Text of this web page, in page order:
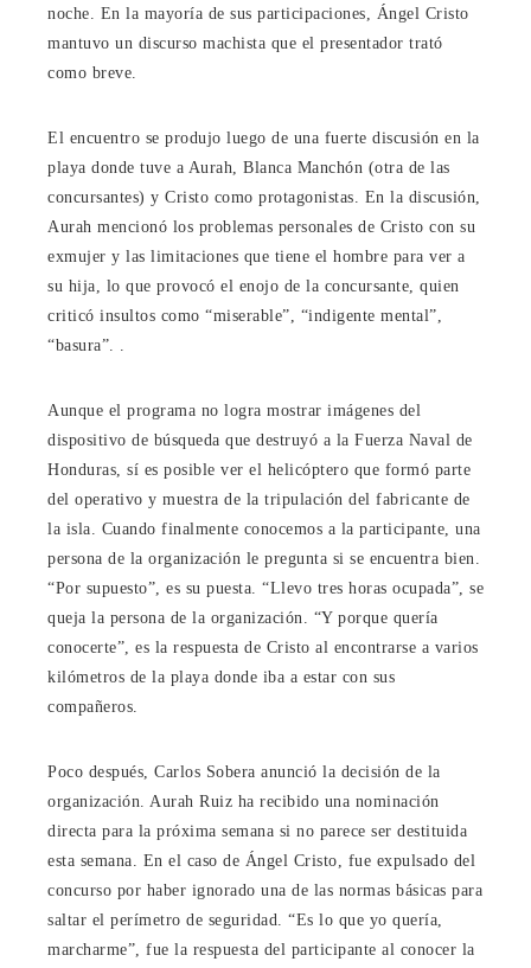
noche. En la mayoría de sus participaciones, Ángel Cristo
mantuvo un discurso machista que el presentador trató
como breve.
El encuentro se produjo luego de una fuerte discusión en la
playa donde tuve a Aurah, Blanca Manchón (otra de las
concursantes) y Cristo como protagonistas. En la discusión,
Aurah mencionó los problemas personales de Cristo con su
exmujer y las limitaciones que tiene el hombre para ver a
su hija, lo que provocó el enojo de la concursante, quien
criticó insultos como “miserable”, “indigente mental”,
“basura”. .
Aunque el programa no logra mostrar imágenes del
dispositivo de búsqueda que destruyó a la Fuerza Naval de
Honduras, sí es posible ver el helicóptero que formó parte
del operativo y muestra de la tripulación del fabricante de
la isla. Cuando finalmente conocemos a la participante, una
persona de la organización le pregunta si se encuentra bien.
“Por supuesto”, es su puesta. “Llevo tres horas ocupada”, se
queja la persona de la organización. “Y porque quería
conocerte”, es la respuesta de Cristo al encontrarse a varios
kilómetros de la playa donde iba a estar con sus
compañeros.
Poco después, Carlos Sobera anunció la decisión de la
organización. Aurah Ruiz ha recibido una nominación
directa para la próxima semana si no parece ser destituida
esta semana. En el caso de Ángel Cristo, fue expulsado del
concurso por haber ignorado una de las normas básicas para
saltar el perímetro de seguridad. “Es lo que yo quería,
marcharme”, fue la respuesta del participante al conocer la